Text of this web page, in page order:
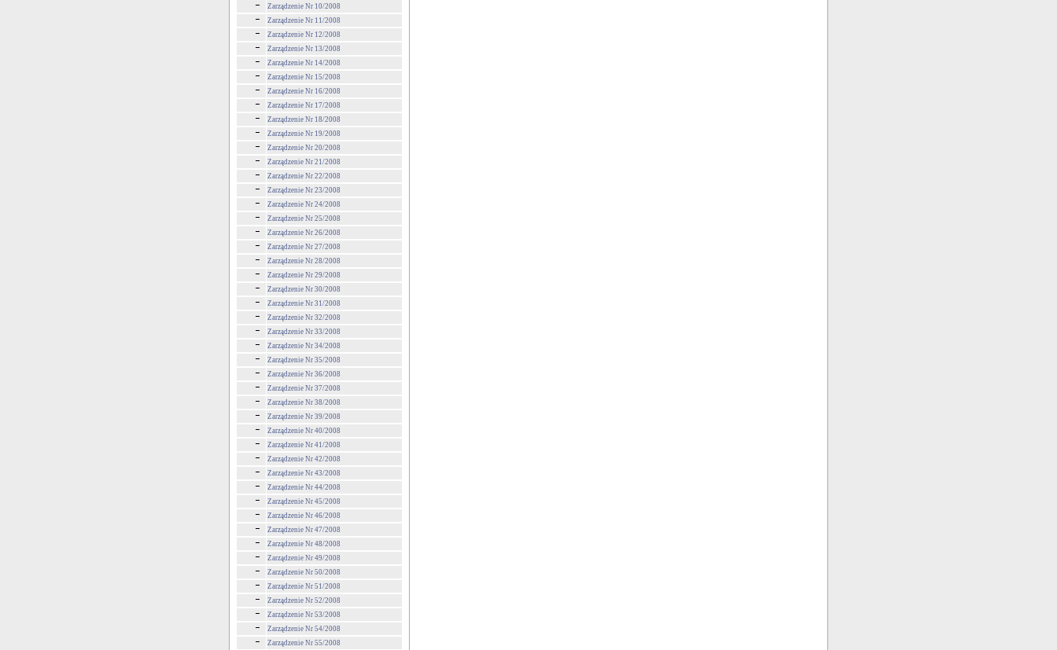
Zarządzenie Nr 10/2008
Zarządzenie Nr 11/2008
Zarządzenie Nr 12/2008
Zarządzenie Nr 13/2008
Zarządzenie Nr 14/2008
Zarządzenie Nr 15/2008
Zarządzenie Nr 16/2008
Zarządzenie Nr 17/2008
Zarządzenie Nr 18/2008
Zarządzenie Nr 19/2008
Zarządzenie Nr 20/2008
Zarządzenie Nr 21/2008
Zarządzenie Nr 22/2008
Zarządzenie Nr 23/2008
Zarządzenie Nr 24/2008
Zarządzenie Nr 25/2008
Zarządzenie Nr 26/2008
Zarządzenie Nr 27/2008
Zarządzenie Nr 28/2008
Zarządzenie Nr 29/2008
Zarządzenie Nr 30/2008
Zarządzenie Nr 31/2008
Zarządzenie Nr 32/2008
Zarządzenie Nr 33/2008
Zarządzenie Nr 34/2008
Zarządzenie Nr 35/2008
Zarządzenie Nr 36/2008
Zarządzenie Nr 37/2008
Zarządzenie Nr 38/2008
Zarządzenie Nr 39/2008
Zarządzenie Nr 40/2008
Zarządzenie Nr 41/2008
Zarządzenie Nr 42/2008
Zarządzenie Nr 43/2008
Zarządzenie Nr 44/2008
Zarządzenie Nr 45/2008
Zarządzenie Nr 46/2008
Zarządzenie Nr 47/2008
Zarządzenie Nr 48/2008
Zarządzenie Nr 49/2008
Zarządzenie Nr 50/2008
Zarządzenie Nr 51/2008
Zarządzenie Nr 52/2008
Zarządzenie Nr 53/2008
Zarządzenie Nr 54/2008
Zarządzenie Nr 55/2008